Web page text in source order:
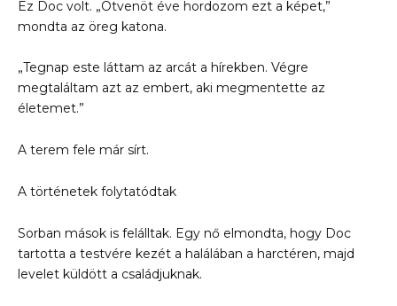
Ez Doc volt. „Ötvenöt éve hordozom ezt a képet,”
mondta az öreg katona.
„Tegnap este láttam az arcát a hírekben. Végre
megtaláltam azt az embert, aki megmentette az
életemet.”
A terem fele már sírt.
A történetek folytatódtak
Sorban mások is felálltak. Egy nő elmondta, hogy Doc
tartotta a testvére kezét a halálában a harctéren, majd
levelet küldött a családjuknak.